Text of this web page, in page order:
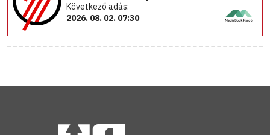
Következő adás:
2026. 08. 02. 07:30